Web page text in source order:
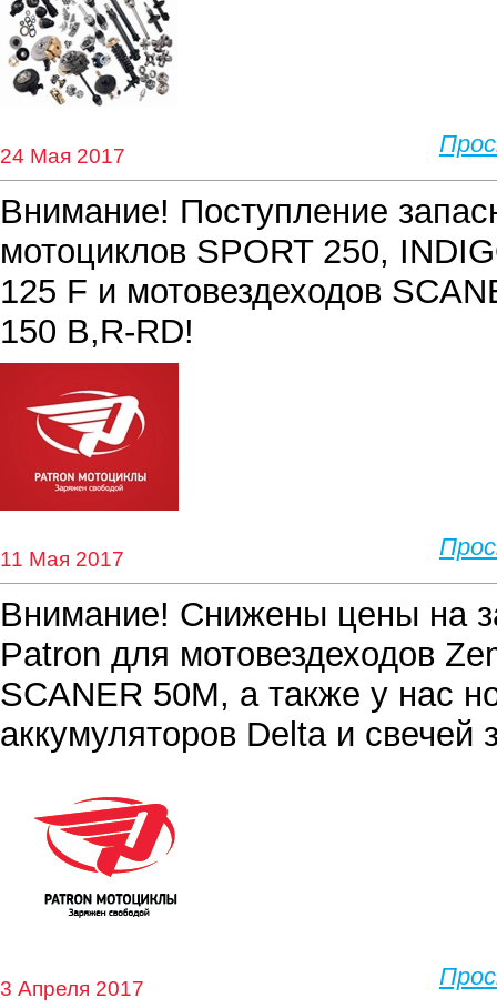
24 Мая 2017
Внимание! Поступление
мотоциклов SPORT 250,
125 F и мотовездеходов
150 B,R-RD!
11 Мая 2017
Внимание! Cнижены цены на
Patron для мотовездеходов
SCANER 50M, а также у нас
аккумуляторов Delta и свечей
3 Апреля 2017